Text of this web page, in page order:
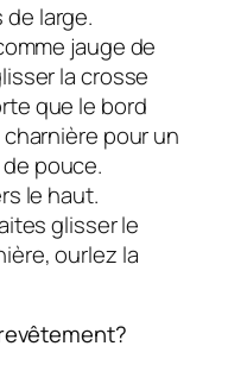
large.
jauge de
la crosse
que le bord
pour un
pouce.
le haut.
glisser le
ourlez la